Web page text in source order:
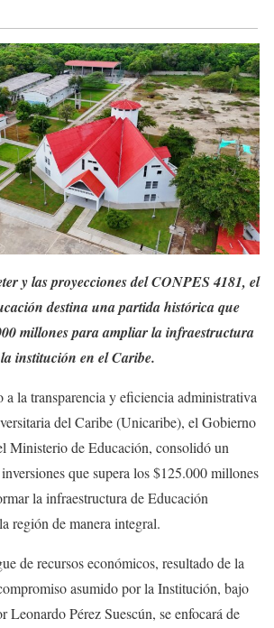
y las proyecciones del CONPES 4181, el
destina una partida histórica que
millones para ampliar la infraestructura
institución en el Caribe.
a la transparencia y eficiencia administrativa
del Caribe (Unicaribe), el Gobierno
Ministerio de Educación, consolidó un
que supera los $125.000 millones
la infraestructura de Educación
región de manera integral.
de recursos económicos, resultado de la
asumido por la Institución, bajo
Leonardo Pérez Suescún, se enfocará de